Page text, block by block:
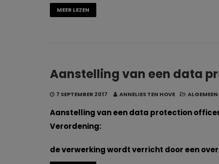
MEER LEZEN
Aanstelling van een data
7 SEPTEMBER 2017 ANNELIES TEN HOVE
Aanstelling van een data protection
Verordening:
de verwerking wordt verricht door een